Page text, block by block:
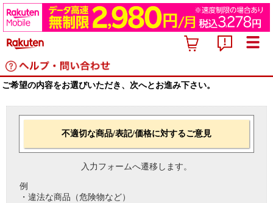
ご希望の内容をお選びいただき、次へとお進み下さい。
不適切な商品/表記/価格に対するご意見
入力フォームへ遷移します。
例
・違法な商品（危険物など）